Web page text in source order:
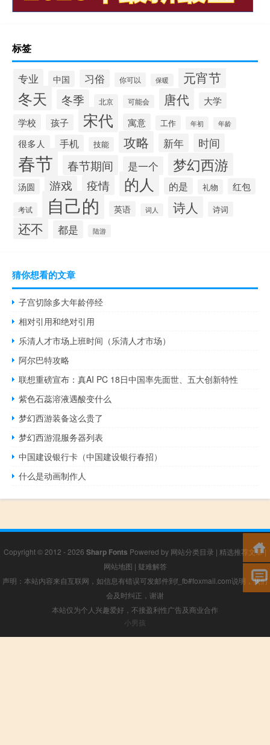
标签
专业 中国 习俗 你可以 保暖 元宵节
冬天 冬季 北京 可能会 唐代
大学
学校
孩子 宋代 寓意 工作 年初 年龄
很多人 手机 技能 攻略 新年 时间
春节 春节期间 是一个 梦幻西游
汤圆 游戏 疫情 的人 的是 礼物 红包
考试 自己的 英语 词人 诗人 诗词
还不 都是 陆游
猜你想看的文章
子宫切除多大年龄停经
相对引用和绝对引用
乐清人才市场上班时间（乐清人才市场）
阿尔巴特攻略
联想重磅宣布：真AI PC 18日中国率先面世、五大创新特性
紫色石蕊溶液遇酸变什么
梦幻西游装备这么贵了
梦幻西游混服务器列表
中国建设银行卡（中国建设银行春招）
什么是动画制作人
Copyright © 2012 - 2026 Sharp Fonts Powered by 网站分类目录 | 精选推荐文章|
网站地图 | 疑难解答
声明：本站内容来自互联网，如信息有错误可发邮件到f_fb#foxmail.com说明，我们
会及时纠正，谢谢
本站仅为个人兴趣爱好，不接盈利性广告及商业合作
小男孩